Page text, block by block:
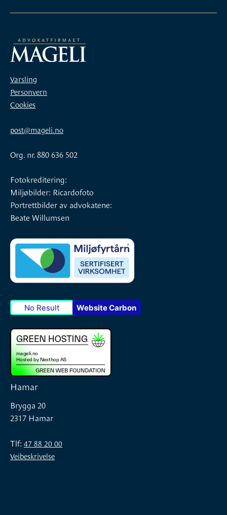
Varsling
Personvern
Cookies
post@mageli.no
Org. nr. 880 636 502
Fotokreditering:
Miljøbilder: Ricardofoto
Portrettbilder av advokatene:
Beate Willumsen
No Result Website Carbon
Hamar
Brygga 20
2317 Hamar
Tlf:47 88 20 00
Veibeskrivelse